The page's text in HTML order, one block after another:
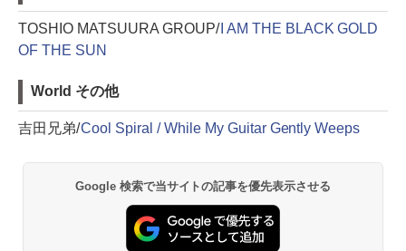
TOSHIO MATSUURA GROUP/I AM THE BLACK GOLD
OF THE SUN
World その他
吉田兄弟/Cool Spiral / While My Guitar Gently Weeps
Google 検索で当サイトの記事を優先表示させる